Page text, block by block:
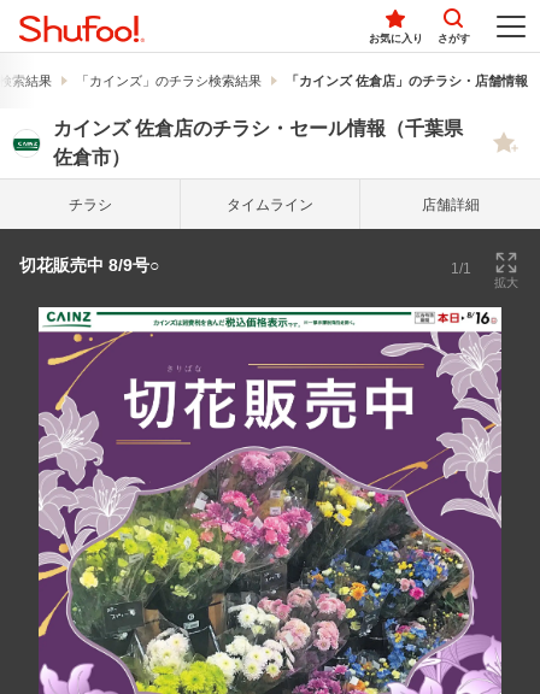
お気に入り さがす
索結果 「カインズ」のチラシ検索結果 「カインズ 佐倉店」のチラシ・店舗情報
カインズ 佐倉店のチラシ・セール情報（千葉県
佐倉市）
チラシ タイム ライン 店舗詳細
切花販売中 8/9号○ 1/1
拡大